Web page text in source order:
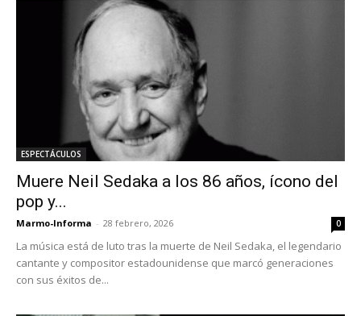
ESPECTÁCULOS
Muere Neil Sedaka a los 86 años, ícono del
pop y...
Marmo-Informa - 28 febrero, 2026 0
La música está de luto tras la muerte de Neil Sedaka, el legendario
cantante y compositor estadounidense que marcó generaciones
con sus éxitos de...